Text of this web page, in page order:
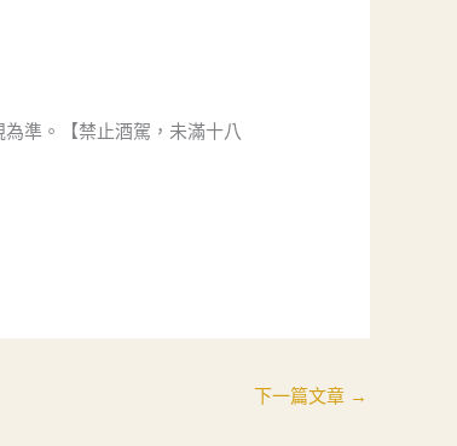
準。【禁止酒駕，未滿十八
下一篇文章 →